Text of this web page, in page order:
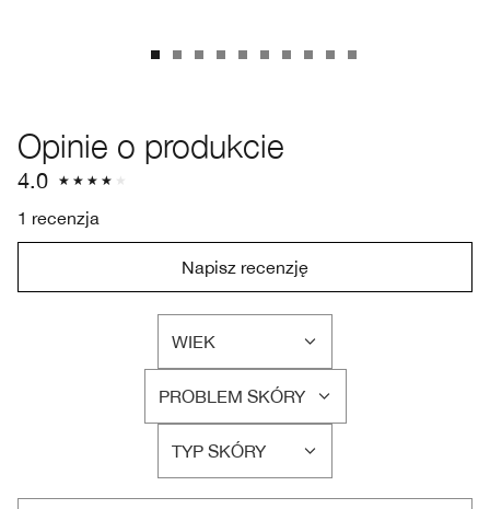
Opinie o produkcie
4.0
1 recenzja
Napisz recenzję
WIEK
FILTRUJ
RECENZJE
WEDŁUG
WIEK
PROBLEM SKÓRY
FILTRUJ
RECENZJE
WEDŁUG
PROBLEM
SKÓRY
TYP SKÓRY
FILTRUJ
RECENZJE